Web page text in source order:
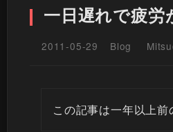
一日遅れで疲労
2011-05-29 Blog
この記事は一年以上前